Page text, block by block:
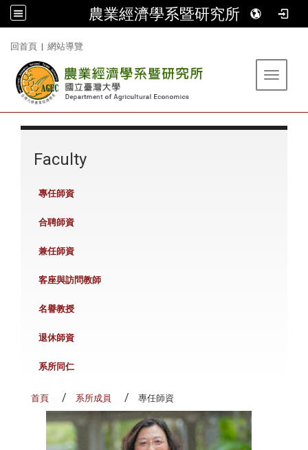
農業經濟學系暨研究所
回首頁 | 網站導覽
Toggle
Faculty
專任師資
合聘師資
兼任師資
客座與訪問教師
名譽教授
退休師資
系所同仁
首頁 系所成員 專任師資